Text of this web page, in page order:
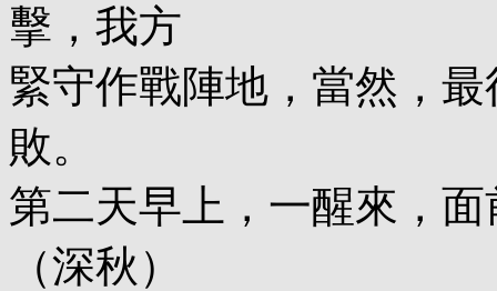
擊，我方
緊守作戰陣地，當然，
敗。
第二天早上，一醒來，
（深秋）